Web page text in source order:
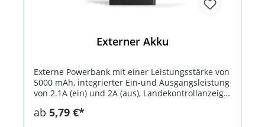
Externer Akku
Externe Powerbank mit einer Leistungsstärke von
5000 mAh, integrierter Ein-und Ausgangsleistung
von 2.1A (ein) und 2A (aus), Landekontrollanzeige
Ihre Mobil-Geräte mit USB-Anschluss.
ab 5,79 €*